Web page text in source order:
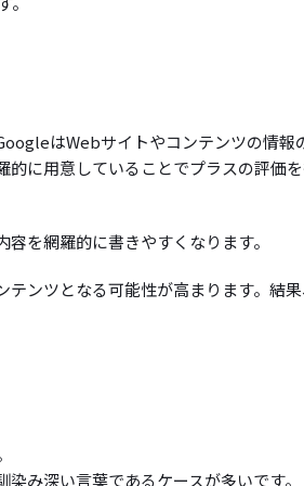
はWebサイトやコンテンツの情報
的に用意していることでプラスの評価
を網羅的に書きやすくなります。
ンツとなる可能性が高まります。結果
み深い言葉であるケースが多いです。